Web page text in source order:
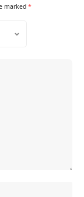
marked *